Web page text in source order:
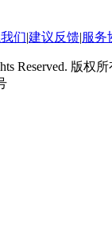
们|建议反馈|服务
Reserved. 版权